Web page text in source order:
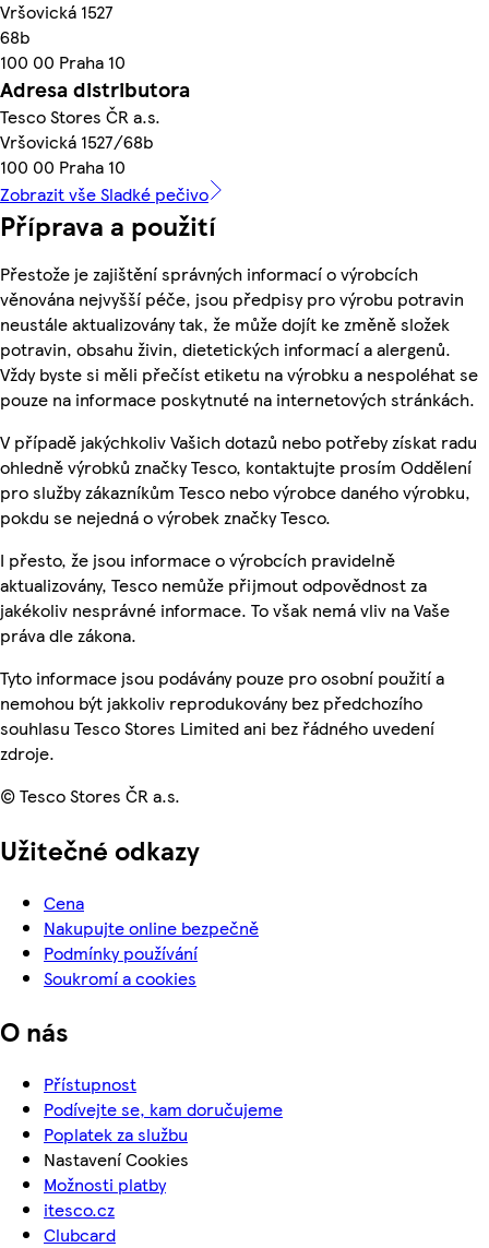
Vršovická 1527
68b
100 00 Praha 10
Adresa distributora
Tesco Stores ČR a.s.
Vršovická 1527/68b
100 00 Praha 10
Zobrazit vše Sladké pečivo
Příprava a použití
Přestože je zajištění správných informací o výrobcích
věnována nejvyšší péče, jsou předpisy pro výrobu potravin
neustále aktualizovány tak, že může dojít ke změně složek
potravin, obsahu živin, dietetických informací a alergenů.
Vždy byste si měli přečíst etiketu na výrobku a nespoléhat se
pouze na informace poskytnuté na internetových stránkách.
V případě jakýchkoliv Vašich dotazů nebo potřeby získat radu
ohledně výrobků značky Tesco, kontaktujte prosím Oddělení
pro služby zákazníkům Tesco nebo výrobce daného výrobku,
pokdu se nejedná o výrobek značky Tesco.
I přesto, že jsou informace o výrobcích pravidelně
aktualizovány, Tesco nemůže přijmout odpovědnost za
jakékoliv nesprávné informace. To však nemá vliv na Vaše
práva dle zákona.
Tyto informace jsou podávány pouze pro osobní použití a
nemohou být jakkoliv reprodukovány bez předchozího
souhlasu Tesco Stores Limited ani bez řádného uvedení
zdroje.
© Tesco Stores ČR a.s.
Užitečné odkazy
Cena
Nakupujte online bezpečně
Podmínky používání
Soukromí a cookies
O nás
Přístupnost
Podívejte se, kam doručujeme
Poplatek za službu
Nastavení Cookies
Možnosti platby
itesco.cz
Clubcard